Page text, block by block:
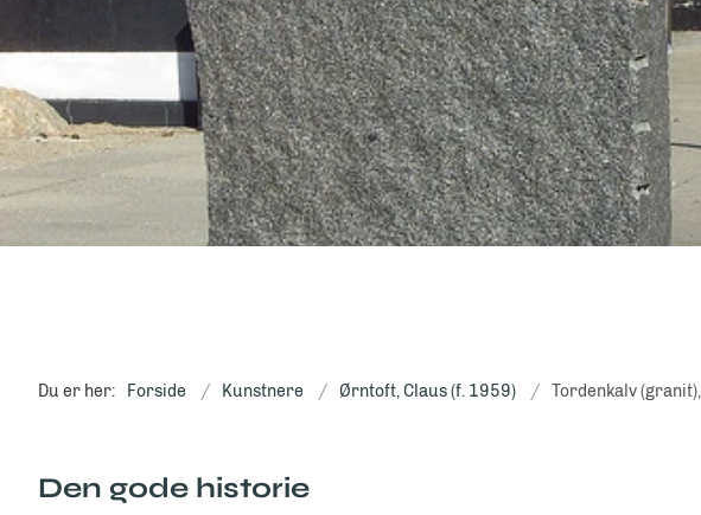
Du er her: Forside Kunstnere Ørntoft, Claus (f. 1959) Tordenkalv
Den gode historie